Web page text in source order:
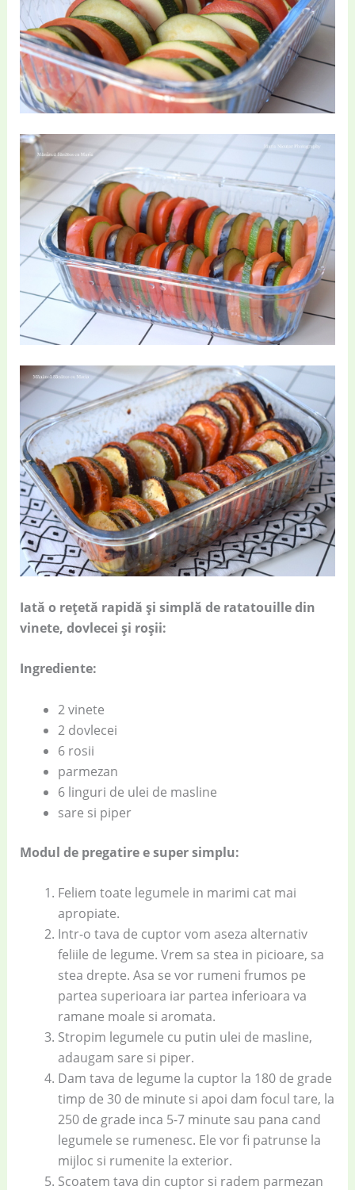
Iată o rețetă rapidă și simplă de ratatouille din
vinete, dovlecei și roșii:
Ingrediente:
2 vinete
2 dovlecei
6 rosii
parmezan
6 linguri de ulei de masline
sare si piper
Modul de pregatire e super simplu:
Feliem toate legumele in marimi cat mai
apropiate.
Intr-o tava de cuptor vom aseza alternativ
feliile de legume. Vrem sa stea in picioare, sa
stea drepte. Asa se vor rumeni frumos pe
partea superioara iar partea inferioara va
ramane moale si aromata.
Stropim legumele cu putin ulei de masline,
adaugam sare si piper.
Dam tava de legume la cuptor la 180 de grade
timp de 30 de minute si apoi dam focul tare, la
250 de grade inca 5-7 minute sau pana cand
legumele se rumenesc. Ele vor fi patrunse la
mijloc si rumenite la exterior.
Scoatem tava din cuptor si radem parmezan